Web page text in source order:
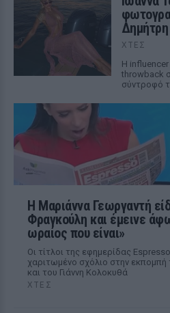
ΧΤΕΣ
Η
throwback
σύντροφό
Η Μαριάννα Γεωργαντή
Φραγκούλη και έμεινε
ωραίος που είναι»
Οι τίτλοι της εφημερίδας
χαριτωμένο σχόλιο στην
και του Γιάννη Κολοκυθά
ΧΤΕΣ